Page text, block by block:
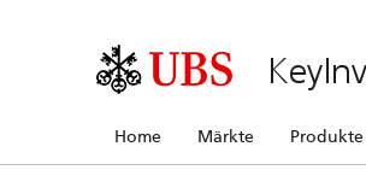
Home Märkte Produkte